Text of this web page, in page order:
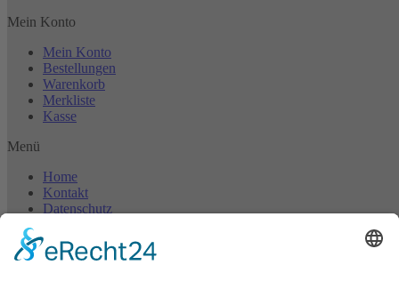
Mein Konto
Mein Konto
Bestellungen
Warenkorb
Merkliste
Kasse
Menü
Home
Kontakt
Datenschutz
©2024 ASCO Adolf Suermann KG | Alle Rechte vorbehalten